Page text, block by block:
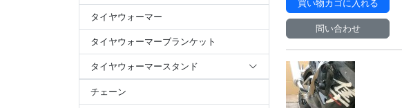
タイヤウォーマー
タイヤウォーマーブランケット
タイヤウォーマースタンド
チェーン
買い物カゴに入れる
問い合わせ